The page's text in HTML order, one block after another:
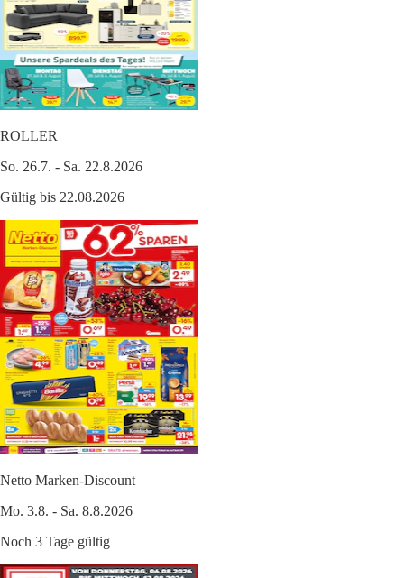
ROLLER
So. 26.7. - Sa. 22.8.2026
Gültig bis 22.08.2026
Netto Marken-Discount
Mo. 3.8. - Sa. 8.8.2026
Noch 3 Tage gültig